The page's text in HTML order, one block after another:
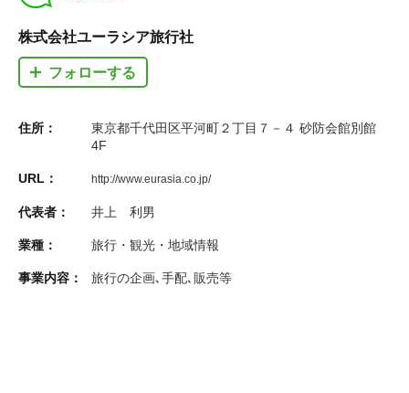
株式会社ユーラシア旅行社
フォローする
住所：
東京都千代田区平河町２丁目７－４ 砂防会館別館
4F
URL： http://www.eurasia.co.jp/
代表者： 井上 利男
業種： 旅行・観光・地域情報
事業内容： 旅行の企画､手配､販売等